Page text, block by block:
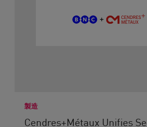
製造
Cendres+Métaux Unifies